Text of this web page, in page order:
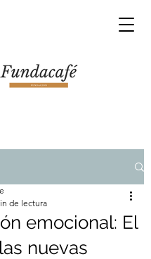
emocional: El
nuevas
de lectura